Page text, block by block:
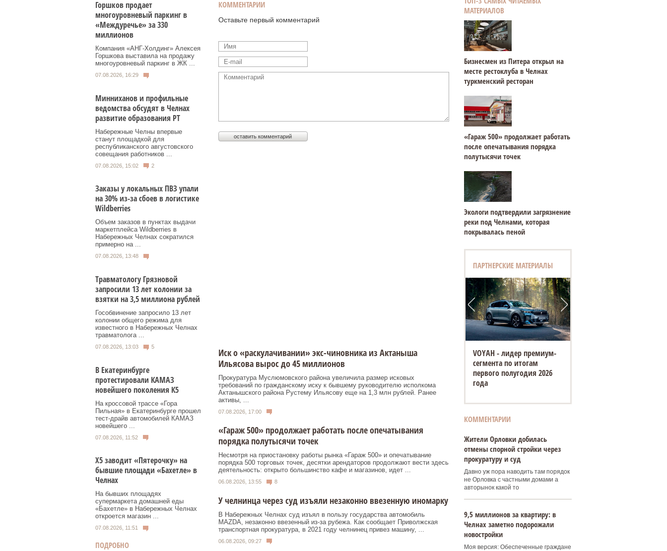
Горшков продает
многоуровневый паркинг в
«Междуречье» за 330
миллионов
Компания «АНГ-Холдинг» Алексея
Горшкова выставила на продажу
многоуровневый паркинг в ЖК ...
07.08.2026, 16:29
Минниханов и профильные
ведомства обсудят в Челнах
развитие образования РТ
Набережные Челны впервые
станут площадкой для
республиканского августовского
совещания работников ...
07.08.2026, 15:02 2
Заказы у локальных ПВЗ упали
на 30% из-за сбоев в логистике
Wildberries
Объем заказов в пунктах выдачи
маркетплейса Wildberries в
Набережных Челнах сократился
примерно на ...
07.08.2026, 13:48
Травматологу Грязновой
запросили 13 лет колонии за
взятки на 3,5 миллиона рублей
Гособвинение запросило 13 лет
колонии общего режима для
известного в Набережных Челнах
травматолога ...
07.08.2026, 13:03 5
В Екатеринбурге
протестировали КАМАЗ
новейшего поколения К5
На кроссовой трассе «Гора
Пильная» в Екатеринбурге прошел
тест-драйв автомобилей КАМАЗ
новейшего ...
07.08.2026, 11:52
Х5 заводит «Пятерочку» на
бывшие площади «Бахетле» в
Челнах
На бывших площадях
супермаркета домашней еды
«Бахетле» в Набережных Челнах
откроется магазин ...
07.08.2026, 11:51
ПОДРОБНО
КОММЕНТАРИИ
Оставьте первый комментарий
Иск о «раскулачивании» экс-чиновника из Актаныша
Ильясова вырос до 45 миллионов
Прокуратура Муслюмовского района увеличила размер исковых
требований по гражданскому иску к бывшему руководителю исполкома
Актанышского района Рустему Ильясову еще на 1,3 млн рублей. Ранее
активы, ...
07.08.2026, 17:00
«Гараж 500» продолжает работать после опечатывания
порядка полутысячи точек
Несмотря на приостановку работы рынка «Гараж 500» и опечатывание
порядка 500 торговых точек, десятки арендаторов продолжают вести здесь
деятельность: открыто большинство кафе и магазинов, идет ...
06.08.2026, 13:55 8
У челнинца через суд изъяли незаконно ввезенную иномарку
В Набережных Челнах суд изъял в пользу государства автомобиль
MAZDA, незаконно ввезенный из‑за рубежа. Как сообщает Приволжская
транспортная прокуратура, в 2021 году челнинец привез машину, ...
06.08.2026, 09:27
МАТЕРИАЛОВ
Бизнесмен из Питера открыл на
месте рестоклуба в Челнах
туркменский ресторан
«Гараж 500» продолжает работать
после опечатывания порядка
полутысячи точек
Экологи подтвердили загрязнение
реки под Челнами, которая
покрывалась пеной
ПАРТНЕРСКИЕ МАТЕРИАЛЫ
VOYAH - лидер премиум-
сегмента по итогам
первого полугодия 2026
года
КОММЕНТАРИИ
Жители Орловки добилась
отмены спорной стройки через
прокуратуру и суд
Давно уж пора наводить там порядок
не Орловка с частными домами а
авторынок какой то
9,5 миллионов за квартиру: в
Челнах заметно подорожали
новостройки
Моя версия: Обеспеченные граждане